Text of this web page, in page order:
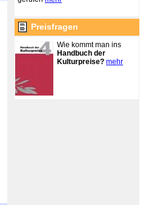
Preisfragen
Wie kommt man ins
Handbuch der
Kulturpreise? mehr